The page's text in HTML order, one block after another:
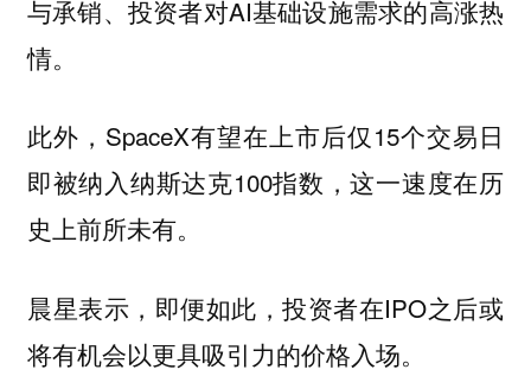
与承销、投资者对AI基础设施需求的高涨热
情。
此外，SpaceX有望在上市后仅15个交易日
即被纳入纳斯达克100指数，这一速度在历
史上前所未有。
晨星表示，即便如此，投资者在IPO之后或
将有机会以更具吸引力的价格入场。